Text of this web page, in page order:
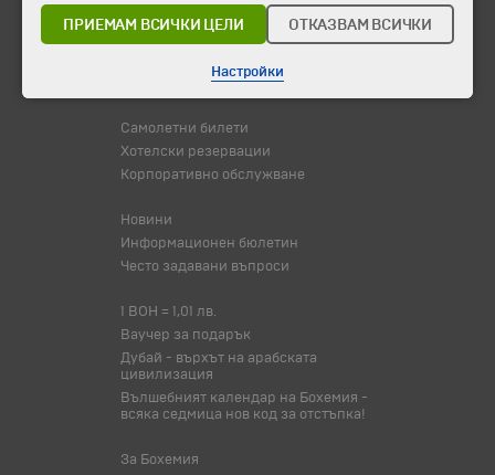
Туристически обекти
Самолетни билети
Хотелски резервации
Корпоративно обслужване
Новини
Информационен бюлетин
Често задавани въпроси
1 BOH = 1,01 лв.
Ваучер за подарък
Дубай - върхът на арабската
цивилизация
Вълшебният календар на Бохемия -
всяка седмица нов код за отстъпка!
За Бохемия
ПРИЕМАМ ВСИЧКИ ЦЕЛИ ОТКАЗВАМ ВСИЧКИ
Настройки